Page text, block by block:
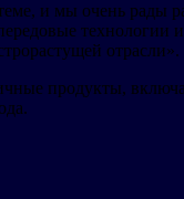
и мы очень
технологии и
отрасли».
продукты,